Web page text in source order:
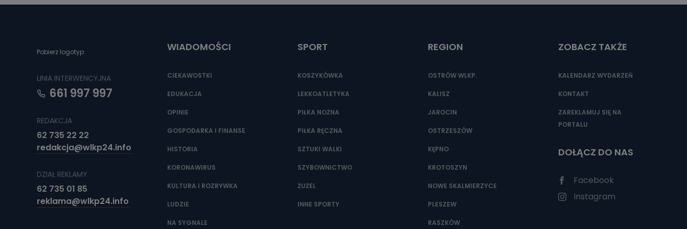
Pobierz logotyp
LINIA INTERWENCYJNA
661 997 997
REDAKCJA
62 735 22 22
redakcja@wlkp24.info
DZIAŁ REKLAMY
62 735 01 85
reklama@wlkp24.info
WIADOMOŚCI
CIEKAWOSTKI
EDUKACJA
OPINIE
GOSPODARKA I FINANSE
HISTORIA
KORONAWIRUS
KULTURA I ROZRYWKA
LUDZIE
NA SYGNALE
SPORT
KOSZYKÓWKA
LEKKOATLETYKA
PIŁKA NOŻNA
PIŁKA RĘCZNA
SZTUKI WALKI
SZYBOWNICTWO
ŻUŻEL
INNE SPORTY
REGION
OSTRÓW WLKP.
KALISZ
JAROCIN
OSTRZESZÓW
KĘPNO
KROTOSZYN
NOWE SKALMIERZYCE
PLESZEW
RASZKÓW
ZOBACZ TAKŻE
KALENDARZ WYDARZEŃ
KONTAKT
ZAREKLAMUJ SIĘ NA
PORTALU
DOŁĄCZ DO NAS
Facebook
Instagram